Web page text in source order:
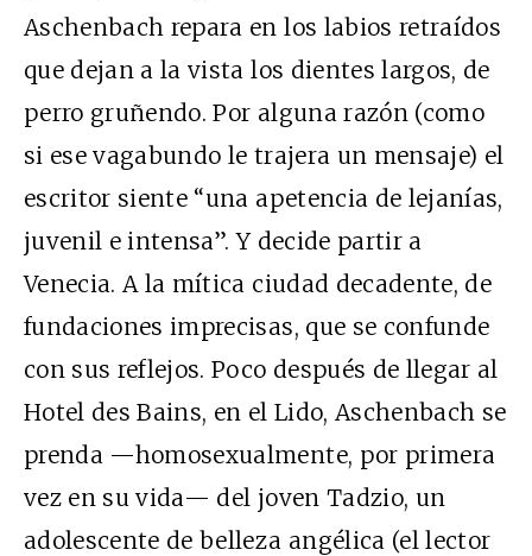
Aschenbach repara en los labios retraídos
que dejan a la vista los dientes largos, de
perro gruñendo. Por alguna razón (como
si ese vagabundo le trajera un mensaje) el
escritor siente “una apetencia de lejanías,
juvenil e intensa”. Y decide partir a
Venecia. A la mítica ciudad decadente, de
fundaciones imprecisas, que se confunde
con sus reflejos. Poco después de llegar al
Hotel des Bains, en el Lido, Aschenbach se
prenda —homosexualmente, por primera
vez en su vida— del joven Tadzio, un
adolescente de belleza angélica (el lector